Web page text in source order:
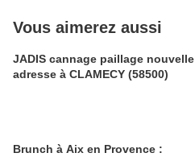
Vous aimerez aussi
JADIS cannage paillage nouvelle
adresse à CLAMECY (58500)
Brunch à Aix en Provence :